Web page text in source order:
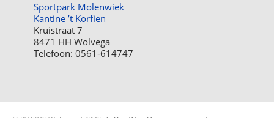
Sportpark Molenwiek
Kantine ’t Korfien
Kruistraat 7
8471 HH Wolvega
Telefoon: 0561-614747